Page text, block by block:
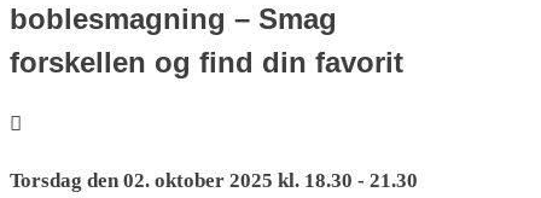
boblesmagning – Smag
forskellen og find din favorit
Torsdag den 02. oktober 2025 kl. 18.30 - 21.30